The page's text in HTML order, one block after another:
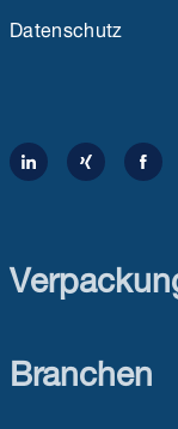
Datenschutz
Branchen